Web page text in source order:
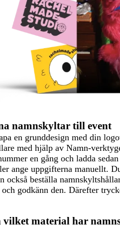
namnskyltar till event
en grunddesign med din
med hjälp av Namn-
en gång och ladda
ange uppgifterna manuellt.
också beställa
godkänn den. Därefter
vilket material har